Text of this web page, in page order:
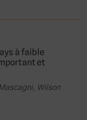
à faible
et
Wilson